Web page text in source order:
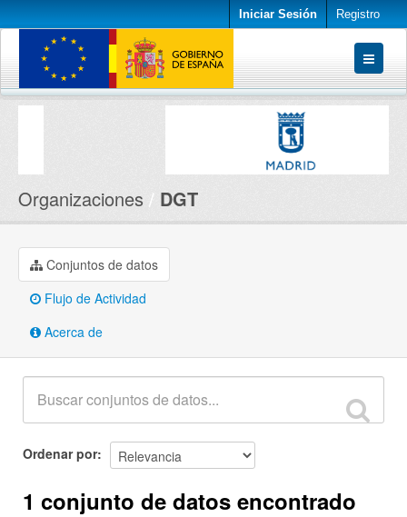
Iniciar Sesión Registro
Conjuntos de datos
Organizaciones DGT
Conjuntos de datos
Flujo de Actividad
Acerca de
Ordenar por
1 conjunto de datos encontrado